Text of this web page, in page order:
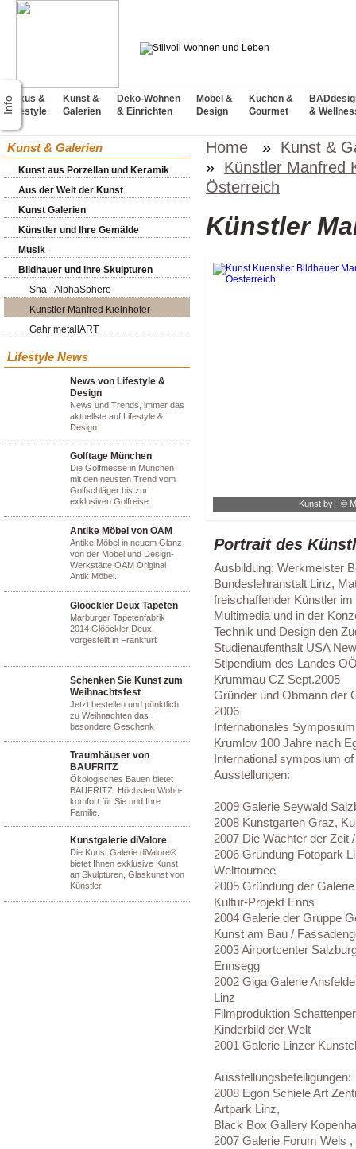
Luxus &
Lifestyle
Kunst &
Galerien
Deko-Wohnen
& Einrichten
Möbel &
Design
Küchen &
Gourmet
&
Kunst & Galerien
Kunst aus Porzellan und Keramik
Aus der Welt der Kunst
Kunst Galerien
Künstler und Ihre Gemälde
Musik
Bildhauer und Ihre Skulpturen
Sha - AlphaSphere
Künstler Manfred Kielnhofer
Gahr metallART
Lifestyle News
News von Lifestyle &
Design
News und Trends, immer das
aktuellste auf Lifestyle &
Design
Golftage München
Die Golfmesse in München
mit den neusten Trend vom
Golfschläger bis zur
exklusiven Golfreise.
Antike Möbel von OAM
Antike Möbel in neuem Glanz
von der Möbel und Design-
Werkstätte OAM Original
Antik Möbel.
Glööckler Deux Tapeten
Marburger Tapetenfabrik
2014 Glööckler Deux,
vorgestellt in Frankfurt
Schenken Sie Kunst zum
Weihnachtsfest
Jetzt bestellen und pünktlich
zu Weihnachten das
besondere Geschenk
Traumhäuser von
BAUFRITZ
Ökologisches Bauen bietet
BAUFRITZ. Höchsten Wohn-
komfort für Sie und Ihre
Familie.
Kunstgalerie diValore
Die Kunst Galerie diValore®
bietet Ihnen exklusive Kunst
an Skulpturen, Glaskunst von
Künstler
Home » Kunst &
» Künstler Manfred
Österreich
Künstler
Kunst by - ©
Portrait des
Ausbildung: Werkmeister
Bundeslehranstalt Linz,
freischaffender Künstler
Multimedia und in der
Technik und Design den
Studienaufenthalt USA
Stipendium des Landes
Krummau CZ Sept.2005
Gründer und Obmann der
2006
Internationales
Krumlov 100 Jahre nach
International symposium
Ausstellungen:
2009 Galerie Seywald
2008 Kunstgarten Graz,
2007 Die Wächter der Zeit
2006 Gründung Fotopark
Welttournee
2005 Gründung der
Kultur-Projekt Enns
2004 Galerie der Gruppe
Kunst am Bau /
2003 Airportcenter
Ennsegg
2002 Giga Galerie
Linz
Filmproduktion
Kinderbild der Welt
2001 Galerie Linzer
Ausstellungsbeteiligungen:
2008 Egon Schiele Art
Artpark Linz,
Black Box Gallery
2007 Galerie Forum Wels